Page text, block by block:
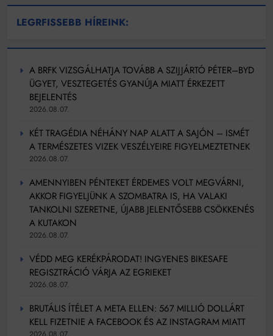
Mindenki a világot akarja uralni – de nem csak a 80-
as években
Bitumenes lapostetők: a bevált technológia akkor
LEGRFISSEBB HÍREINK:
A BRFK VIZSGÁLHATJA TOVÁBB A SZIJJÁRTÓ PÉTER–BYD
ÜGYET, VESZTEGETÉS GYANÚJA MIATT ÉRKEZETT
BEJELENTÉS
2026.08.07.
KÉT TRAGÉDIA NÉHÁNY NAP ALATT A SAJÓN – ISMÉT
A TERMÉSZETES VIZEK VESZÉLYEIRE FIGYELMEZTETNEK
2026.08.07.
AMENNYIBEN PÉNTEKET ÉRDEMES VOLT MEGVÁRNI,
AKKOR FIGYELJÜNK A SZOMBATRA IS, HA VALAKI
TANKOLNI SZERETNE, ÚJABB JELENTŐSEBB CSÖKKENÉS
A KUTAKON
2026.08.07.
VÉDD MEG KERÉKPÁRODAT! INGYENES BIKESAFE
REGISZTRÁCIÓ VÁRJA AZ EGRIEKET
2026.08.07.
BRUTÁLIS ÍTÉLET A META ELLEN: 567 MILLIÓ DOLLÁRT
KELL FIZETNIE A FACEBOOK ÉS AZ INSTAGRAM MIATT